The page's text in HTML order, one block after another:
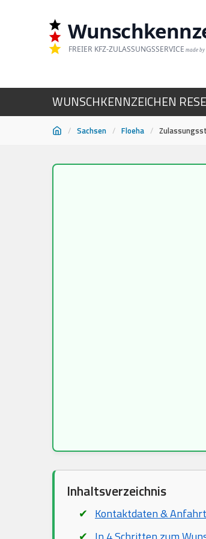
FREIER KFZ-ZULASSUNGSSERVICE made by
WUNSCHKENNZEICHEN
/ Sachsen / Floeha /
Inhaltsverzeichnis
Kontaktdaten &